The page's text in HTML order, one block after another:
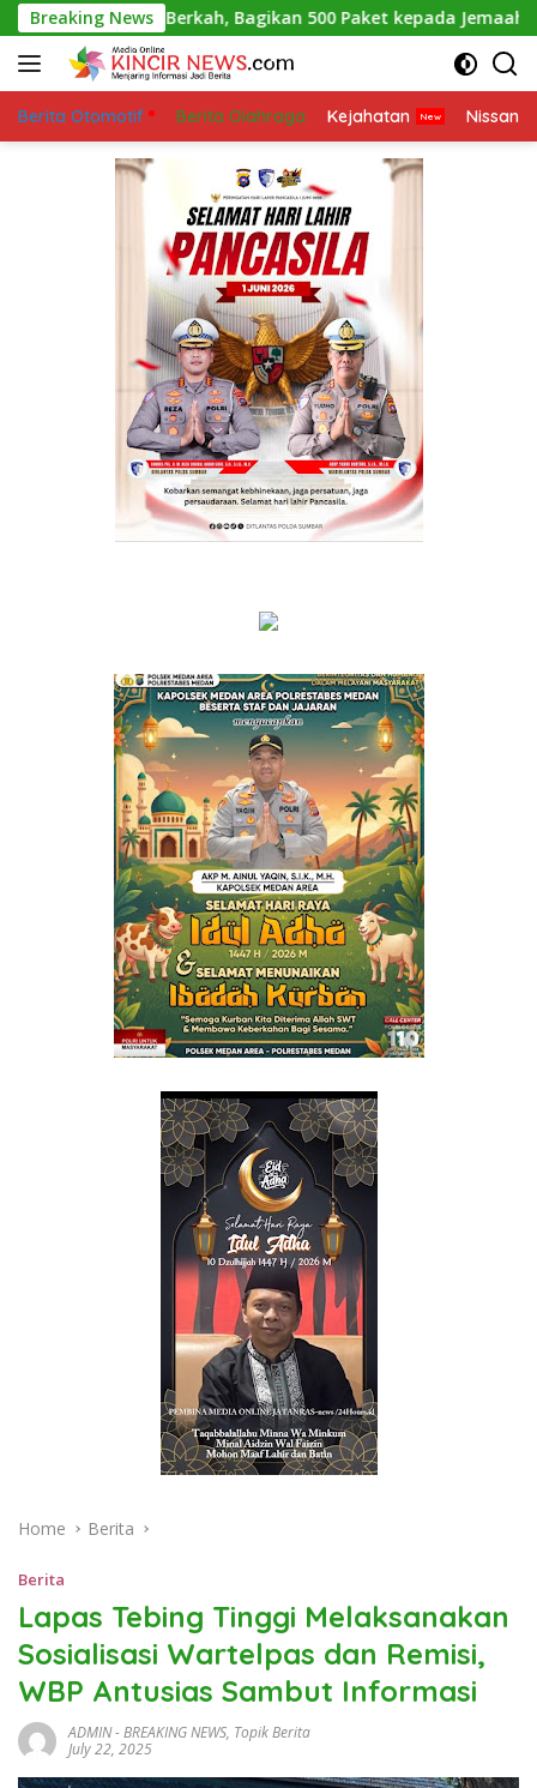
Skip
to
content
Breaking News
Berkah, Bagikan 500 Paket kepada Jemaah dan
Berita Otomotif Berita Olahraga Kejahatan Nissan
Home Berita
Berita
Lapas Tebing Tinggi Melaksanakan
Sosialisasi Wartelpas dan Remisi,
WBP Antusias Sambut Informasi
ADMIN-BREAKING NEWS, Topik Berita
July 22, 2025